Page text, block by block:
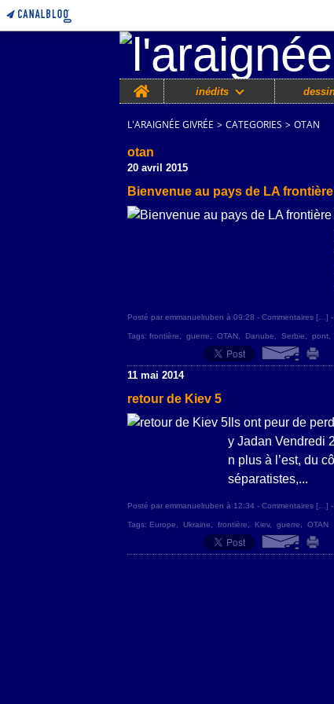
Home
inédits
L'ARAIGNÉE GIVRÉE > CATEGORIES > OTAN
otan
20 avril 2015
Bienvenue au pays de LA
Posté par emmanuelruben à 09:28 - Commentaires [ ]
Tags: frontière guerre OTAN Danube Serbie pont
11 mai 2014
retour de Kiev 5
Ils ont peur de
y Jadan Vendredi
n plus à l’est, du
séparatistes,...
Posté par emmanuelruben à 12:34 - Commentaires [ ]
Tags: Europe Ukraine frontière Kiev, guerre OTAN